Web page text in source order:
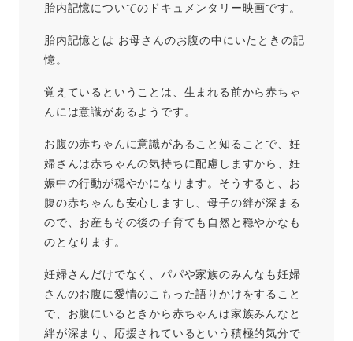
胎内記憶についてのドキュメンタリー映画です。
胎内記憶とは お母さんのお腹の中にいたときの記
憶。
覚えているということは、生まれる前から赤ちゃ
んには意識があるようです。
お腹の赤ちゃんに意識があること知ることで、妊
婦さんは赤ちゃんの気持ちに配慮しますから、妊
娠中の行動が穏やかになります。そうすると、お
腹の赤ちゃんも安心しますし、母子の絆が深まる
ので、お産もその後の子育ても自然と穏やかなも
のとなります。
妊婦さんだけでなく、パパや家族のみんなも妊婦
さんのお腹に愛情のこもった語りかけをすること
で、お腹にいるときから赤ちゃんは家族みんなと
絆が深まり、応援されているという積極的気分で